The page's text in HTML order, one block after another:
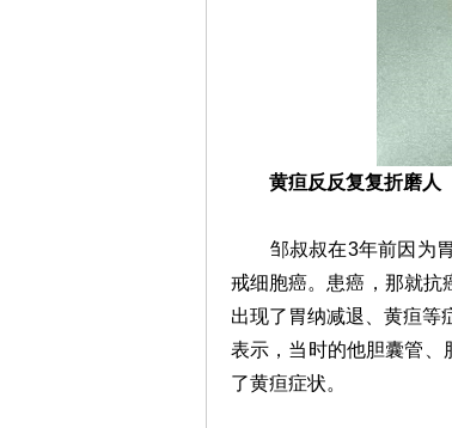
黄疸反反复复折磨人
邹叔叔在3年前因为
戒细胞癌。患癌，那就抗
出现了胃纳减退、黄疸等
表示，当时的他胆囊管、
了黄疸症状。